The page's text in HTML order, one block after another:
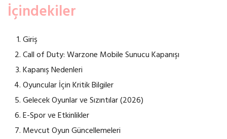
İçindekiler
Giriş
Call of Duty: Warzone Mobile Sunucu Kapanışı
Kapanış Nedenleri
Oyuncular İçin Kritik Bilgiler
Gelecek Oyunlar ve Sızıntılar (2026)
E-Spor ve Etkinlikler
Mevcut Oyun Güncellemeleri